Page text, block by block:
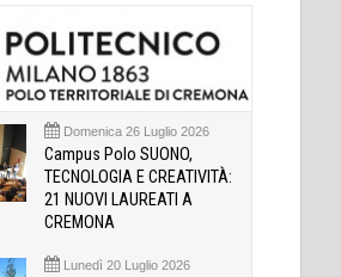
Domenica 26 Luglio 2026
Campus Polo SUONO,
TECNOLOGIA E CREATIVITÀ:
21 NUOVI LAUREATI A
CREMONA
Lunedì 20 Luglio 2026